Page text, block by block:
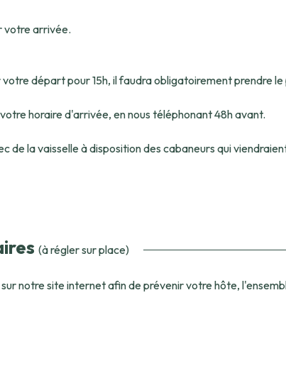
votre arrivée.
votre départ pour 15h, il faudra obligatoirement prendre
horaire d'arrivée, en nous téléphonant 48h avant.
de la vaisselle à disposition des cabaneurs qui
(à régler sur place)
notre site internet afin de prévenir votre hôte,